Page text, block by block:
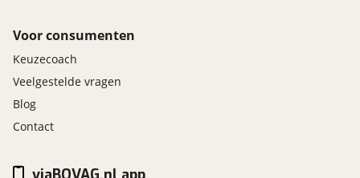
Voor consumenten
Keuzecoach
Veelgestelde vragen
Blog
Contact